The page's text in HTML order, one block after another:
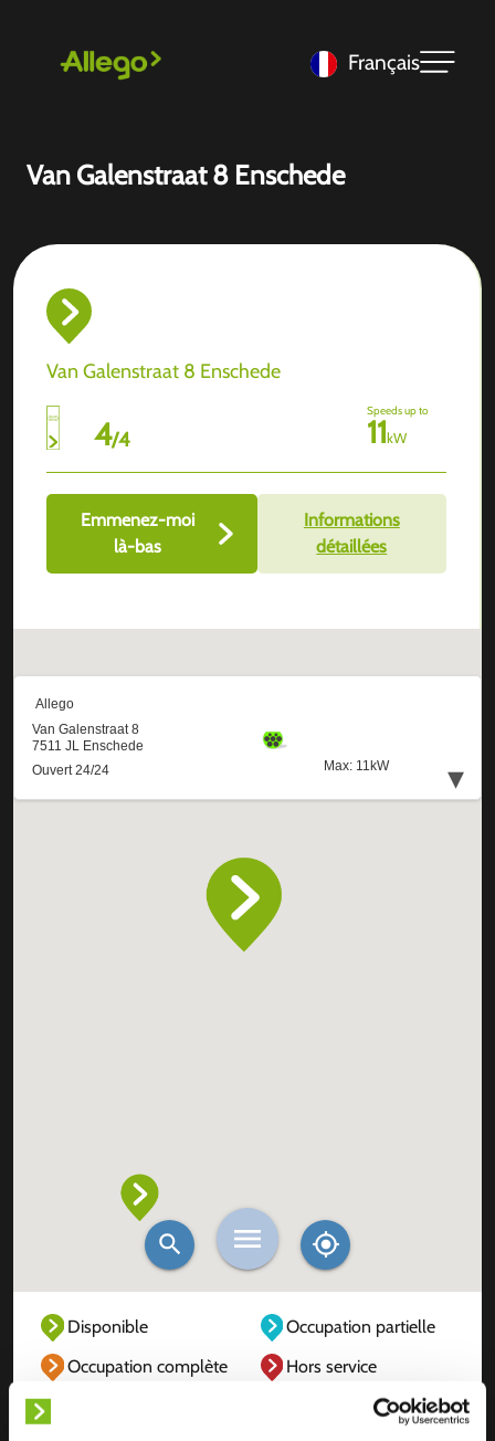
Français
Van Galenstraat 8 Enschede
Van Galenstraat 8 Enschede
4/4
Speeds up to
11kW
Emmenez-moi
là-bas
Informations
détaillées
Disponible
Occupation partielle
Occupation complète
Hors service